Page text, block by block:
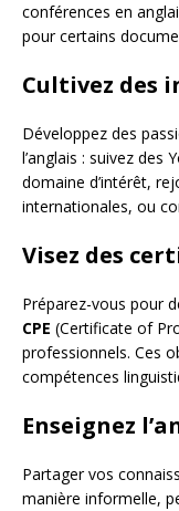
conférences en
pour certains
Cultivez des
Développez des
l’anglais : suivez des
domaine d’intérêt,
internationales, ou
Visez des
Préparez-vous pour
CPE (Certificate of
professionnels. Ces
compétences
Enseignez
Partager vos
manière informelle,